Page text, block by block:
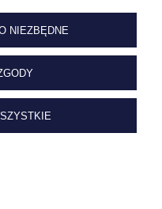
169,00 zł
NIEZBĘDNE